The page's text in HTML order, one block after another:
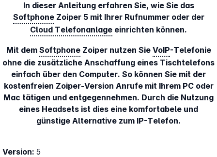
In dieser Anleitung erfahren Sie, wie Sie das
SoftphoneZoiper 5 mit Ihrer Rufnummer oder der
Cloud Telefonanlage einrichten können.
Mit dem SoftphoneZoiper nutzen Sie VoIP-Telefonie
ohne die zusätzliche Anschaffung eines Tischtelefons
einfach über den Computer. So können Sie mit der
kostenfreien Zoiper-Version Anrufe mit Ihrem PC oder
Mac tätigen und entgegennehmen. Durch die Nutzung
eines Headsets ist dies eine komfortabele und
günstige Alternative zum IP-Telefon.
Version: 5